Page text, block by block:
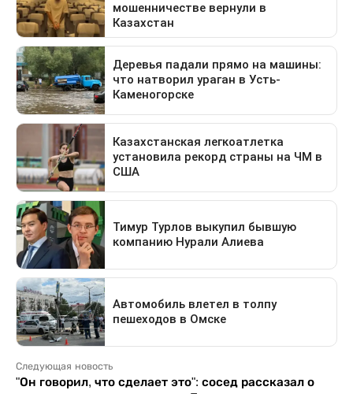
Следующая новость
"Он говорил, что сделает это": сосед рассказал о